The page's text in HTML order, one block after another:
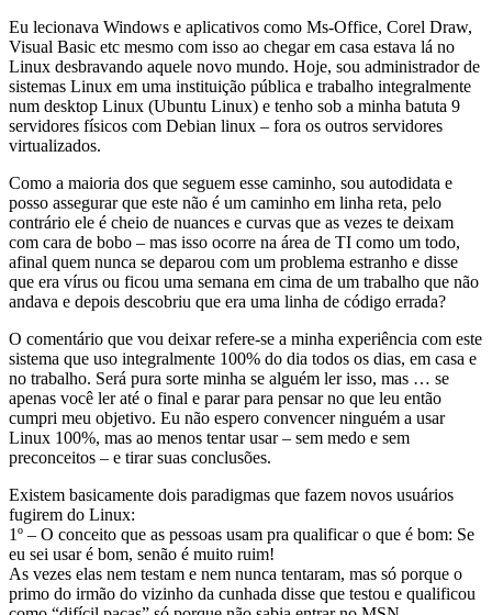
Eu lecionava Windows e aplicativos como Ms-Office, Corel Draw,
Visual Basic etc mesmo com isso ao chegar em casa estava lá no
Linux desbravando aquele novo mundo. Hoje, sou administrador de
sistemas Linux em uma instituição pública e trabalho integralmente
num desktop Linux (Ubuntu Linux) e tenho sob a minha batuta 9
servidores físicos com Debian linux – fora os outros servidores
virtualizados.
Como a maioria dos que seguem esse caminho, sou autodidata e
posso assegurar que este não é um caminho em linha reta, pelo
contrário ele é cheio de nuances e curvas que as vezes te deixam
com cara de bobo – mas isso ocorre na área de TI como um todo,
afinal quem nunca se deparou com um problema estranho e disse
que era vírus ou ficou uma semana em cima de um trabalho que não
andava e depois descobriu que era uma linha de código errada?
O comentário que vou deixar refere-se a minha experiência com este
sistema que uso integralmente 100% do dia todos os dias, em casa e
no trabalho. Será pura sorte minha se alguém ler isso, mas … se
apenas você ler até o final e parar para pensar no que leu então
cumpri meu objetivo. Eu não espero convencer ninguém a usar
Linux 100%, mas ao menos tentar usar – sem medo e sem
preconceitos – e tirar suas conclusões.
Existem basicamente dois paradigmas que fazem novos usuários
fugirem do Linux:
1º – O conceito que as pessoas usam pra qualificar o que é bom: Se
eu sei usar é bom, senão é muito ruim!
As vezes elas nem testam e nem nunca tentaram, mas só porque o
primo do irmão do vizinho da cunhada disse que testou e qualificou